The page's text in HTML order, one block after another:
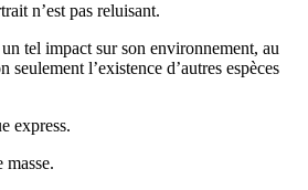
n’est pas reluisant.
un tel impact sur son environnement, au
l’existence d’autres espèces
express.